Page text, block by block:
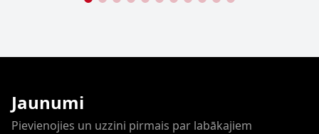
Jaunumi
Pievienojies un uzzini pirmais par labākajiem